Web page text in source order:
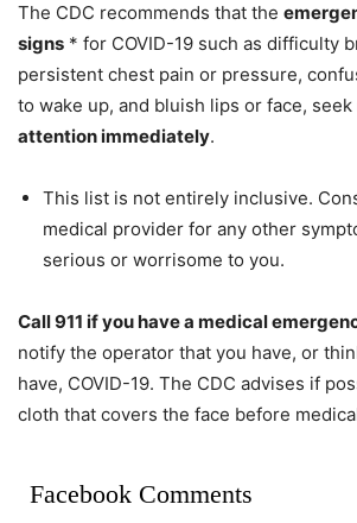
The CDC recommends that the
signs * for COVID-19 such as difficulty
persistent chest pain or pressure,
to wake up, and bluish lips or face, seek
attention immediately.
This list is not entirely inclusive.
medical provider for any other
serious or worrisome to you.
Call 911 if you have a medical
notify the operator that you have, or
have, COVID-19. The CDC advises if
cloth that covers the face before
Facebook Comments